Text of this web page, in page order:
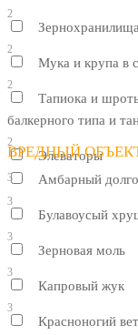
2
Зернохранилища
2
Мука и крупа в
2
Тапиока и
балкерного типа и
2
Элеваторы
3
ВРЕДНЫЙ
Амбарный
3
Булавоусый
3
Зерновая моль
3
Капровый жук
3
Красноногий